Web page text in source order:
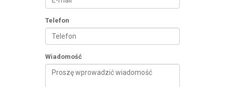
Telefon
Wiadomość